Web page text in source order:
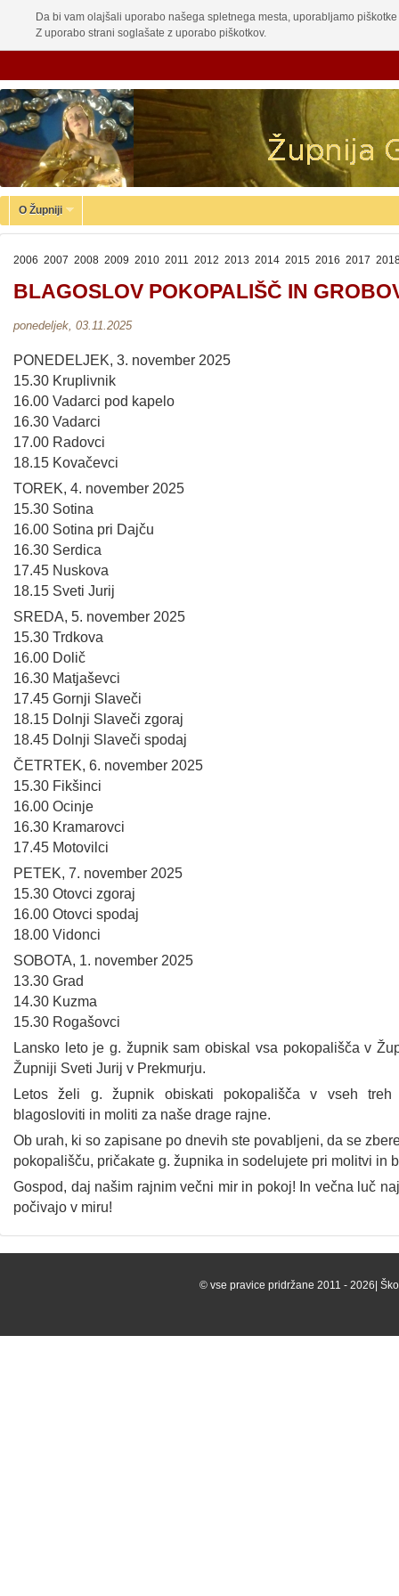
Da bi vam olajšali uporabo našega spletnega mesta, uporabljamo
Z uporabo strani soglašate z uporabo piškotkov.
O Župniji
2006 2007 2008 2009 2010 2011 2012 2013 2014 2015 2016 2017
BLAGOSLOV POKOPALIŠČ IN
ponedeljek, 03.11.2025
PONEDELJEK, 3. november 2025
15.30 Kruplivnik
16.00 Vadarci pod kapelo
16.30 Vadarci
17.00 Radovci
18.15 Kovačevci
TOREK, 4. november 2025
15.30 Sotina
16.00 Sotina pri Dajču
16.30 Serdica
17.45 Nuskova
18.15 Sveti Jurij
SREDA, 5. november 2025
15.30 Trdkova
16.00 Dolič
16.30 Matjaševci
17.45 Gornji Slaveči
18.15 Dolnji Slaveči zgoraj
18.45 Dolnji Slaveči spodaj
ČETRTEK, 6. november 2025
15.30 Fikšinci
16.00 Ocinje
16.30 Kramarovci
17.45 Motovilci
PETEK, 7. november 2025
15.30 Otovci zgoraj
16.00 Otovci spodaj
18.00 Vidonci
SOBOTA, 1. november 2025
13.30 Grad
14.30 Kuzma
15.30 Rogašovci
Lansko leto je g. župnik sam obiskal vsa pokopališča v
Župniji Sveti Jurij v Prekmurju.
Letos želi g. župnik obiskati pokopališča v vseh treh
blagosloviti in moliti za naše drage rajne.
Ob urah, ki so zapisane po dnevih ste povabljeni, da se
pokopališču, pričakate g. župnika in sodelujete pri molitvi in
Gospod, daj našim rajnim večni mir in pokoj! In večna luč
počivajo v miru!
© vse pravice pridržane 2011 - 2026|